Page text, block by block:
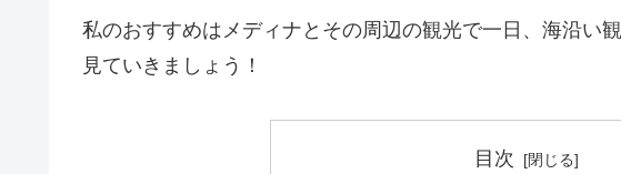
私のおすすめはメディナとその周辺の観光で一日、海沿い
見ていきましょう！
目次